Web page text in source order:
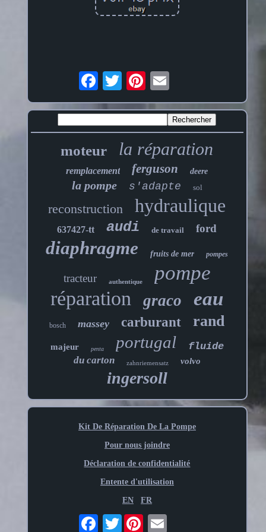
moteur la réparation
remplacement ferguson deere
la pompe s'adapte sol
reconstruction hydraulique
637427-tt audi de travail ford
diaphragme fruits de mer pompes
tracteur authentique pompe
réparation graco eau
bosch massey carburant rand
majeur penta portugal
fluide
du carton
zahnriemensatz volvo
ingersoll
Kit De Réparation De La Pompe
Pour nous joindre
Déclaration de confidentialité
Entente d'utilisation
EN FR
Twitter